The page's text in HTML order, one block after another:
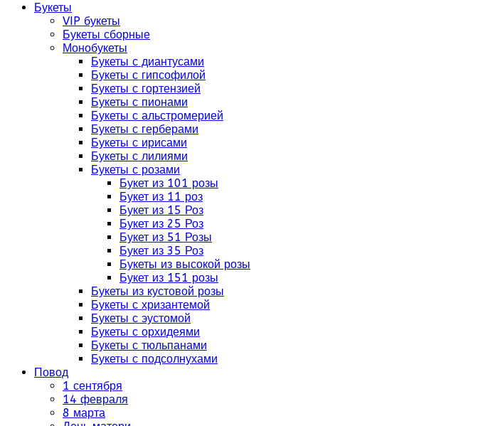
Букеты
VIP букеты
Букеты сборные
Монобукеты
Букеты с диантусами
Букеты с гипсофилой
Букеты с гортензией
Букеты с пионами
Букеты с альстромерией
Букеты с герберами
Букеты с ирисами
Букеты с лилиями
Букеты с розами
Букет из 101 розы
Букет из 11 роз
Букет из 15 Роз
Букет из 25 Роз
Букет из 51 Розы
Букет из 35 Роз
Букеты из высокой розы
Букет из 151 розы
Букеты из кустовой розы
Букеты с хризантемой
Букеты с эустомой
Букеты с орхидеями
Букеты с тюльпанами
Букеты с подсолнухами
Повод
1 сентября
14 февраля
8 марта